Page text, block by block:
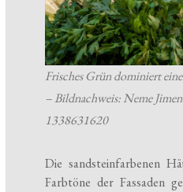
Frisches Grün dominiert
– Bildnachweis: Neme
1338631620
Die sandsteinfarbenen
Farbtöne der Fassaden